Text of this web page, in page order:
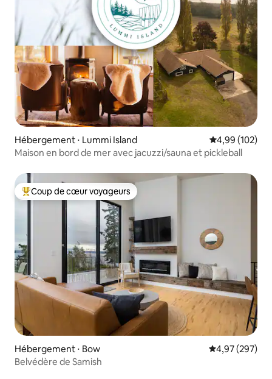
Hébergement ⋅ Lummi Island Évaluation
4,99 (102)
Maison en bord de mer avec jacuzzi/sauna et pickleball
Coups de cœur voyageurs les plus appréciés
Coup de cœur voyageurs
Hébergement ⋅ Bow Évaluation
4,97 (297)
Belvédère de Samish